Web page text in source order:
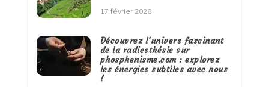
17 février 2026
Découvrez l’univers fascinant
de la radiesthésie sur
phosphenisme.com : explorez
les énergies subtiles avec nous
!